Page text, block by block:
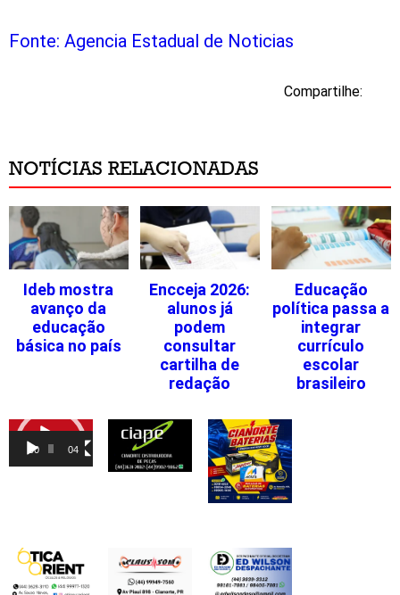
Fonte: Agencia Estadual de Noticias
Compartilhe:
NOTÍCIAS RELACIONADAS
Ideb mostra
avanço da
educação
básica no país
Encceja 2026:
alunos já
podem
consultar
cartilha de
redação
Educação
política passa a
integrar
currículo
escolar
brasileiro
Tocador
00:00 04:46